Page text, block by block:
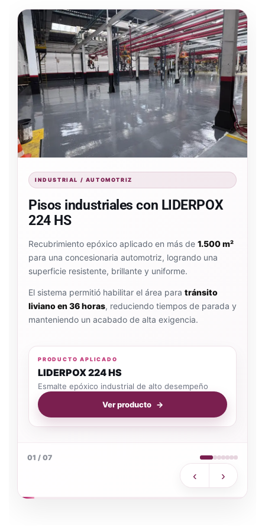
INDUSTRIAL / AUTOMOTRIZ
Pisos industriales con LIDERPOX
224 HS
Recubrimiento epóxico aplicado en más de 1.500 m²
para una concesionaria automotriz, logrando una
superficie resistente, brillante y uniforme.
El sistema permitió habilitar el área para tránsito
liviano en 36 horas, reduciendo tiempos de parada y
manteniendo un acabado de alta exigencia.
PRODUCTO APLICADO
LIDERPOX 224 HS
Esmalte epóxico industrial de alto desempeño
Ver producto
01 /07
‹ ›